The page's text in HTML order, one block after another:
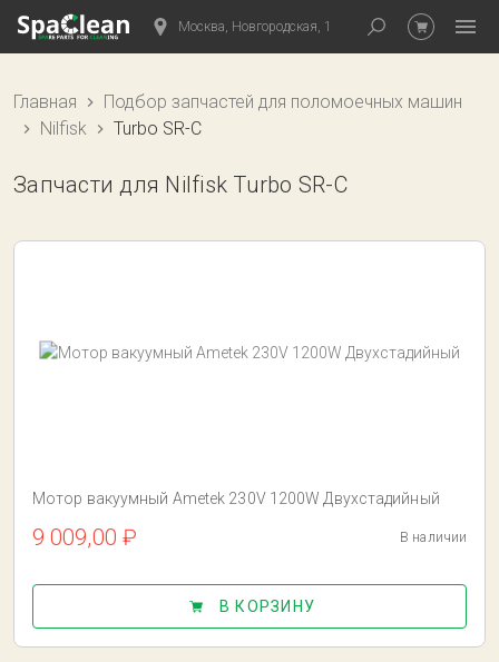
Москва, Новгородская, 1
Главная
Подбор запчастей для поломоечных машин
Nilfisk
Turbo SR-C
Запчасти для Nilfisk Turbo SR-C
Мотор вакуумный Ametek 230V 1200W Двухстадийный
9 009,00 ₽ В наличии
В КОРЗИНУ